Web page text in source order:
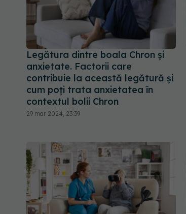
Legătura dintre boala Chron și
anxietate. Factorii care
contribuie la această legătură și
cum poți trata anxietatea în
contextul bolii Chron
29 mar 2024, 23:39